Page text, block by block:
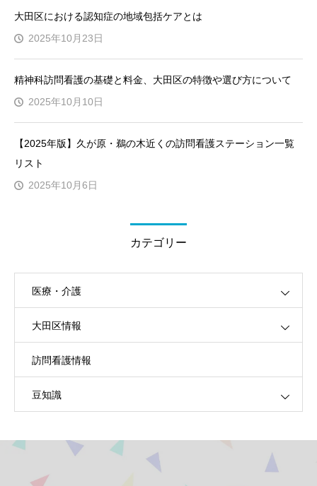
大田区における認知症の地域包括ケアとは
2025年10月23日
精神科訪問看護の基礎と料金、大田区の特徴や選び方について
2025年10月10日
【2025年版】久が原・鵜の木近くの訪問看護ステーション一覧
リスト
2025年10月6日
カテゴリー
医療・介護
大田区情報
訪問看護情報
豆知識